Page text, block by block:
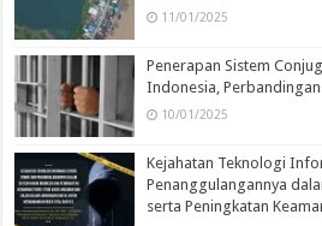
11/01/2025
Penerapan Sistem
Indonesia,
10/01/2025
Kejahatan Teknologi
Penanggulangannya
serta Peningkatan